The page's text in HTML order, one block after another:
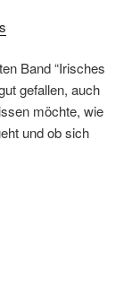
Band “Irisches
gefallen, auch
möchte, wie
und ob sich